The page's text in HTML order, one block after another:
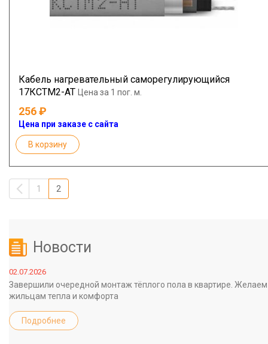
Новости
02.07.2026
Завершили очередной монтаж тёплого пола в квартире. Желаем
жильцам тепла и комфорта
Подробнее
Кабель нагревательный саморегулирующийся
17КСТМ2-АТ Цена за 1 пог. м.
256
Цена при заказе с сайта
В корзину
1 2